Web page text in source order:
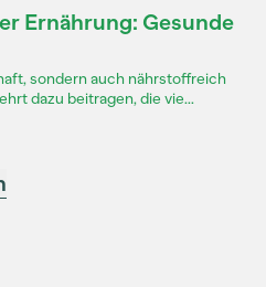
Ernährung: Gesunde
sondern auch nährstoffreich
dazu beitragen, die vie...